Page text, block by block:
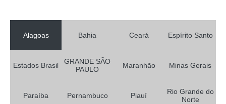
Alagoas Bahia Ceará Espírito Santo
Estados Brasil
GRANDE SÃO
PAULO
Maranhão Minas Gerais
Paraíba Pernambuco Piauí
Rio Grande do
Norte